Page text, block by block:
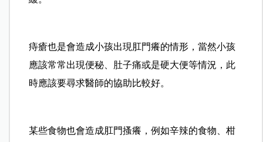
痔瘡也是會造成小孩出現肛門癢的情形，當然小孩
應該常常出現便秘、肚子痛或是硬大便等情況，此
時應該要尋求醫師的協助比較好。
某些食物也會造成肛門搔癢，例如辛辣的食物、柑